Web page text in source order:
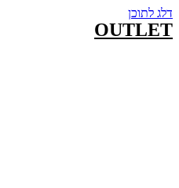
דלג לתוכן
OUTLET